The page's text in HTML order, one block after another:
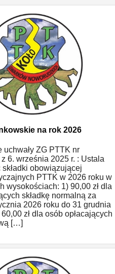
na rok 2026
uchwały ZG PTTK nr
6. września 2025 r. : Ustala
obowiązującej
PTTK w 2026 roku w
wysokościach: 1) 90,00 zł dla
składkę normalną za
2026 roku do 31 grudnia
zł dla osób opłacających
[…]